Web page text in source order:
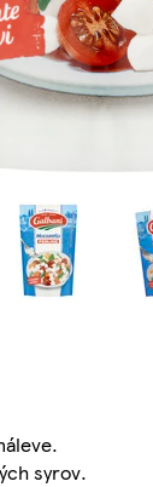
syrov.